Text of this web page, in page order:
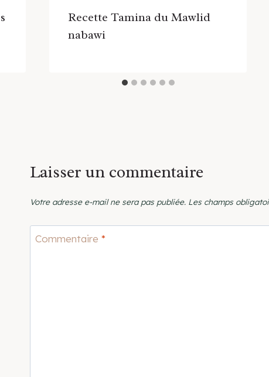
Recette Tamina du Mawlid
nabawi
Laisser un commentaire
Votre adresse e-mail ne sera pas publiée. Les champs
Commentaire *